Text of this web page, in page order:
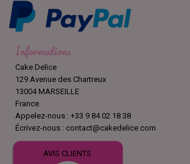
Informations
Cake Delice
129 Avenue des Chartreux
13004 MARSEILLE
France
Appelez-nous : +33 9 84 02 18 38
Écrivez-nous : contact@cakedelice.com
AVIS CLIENTS